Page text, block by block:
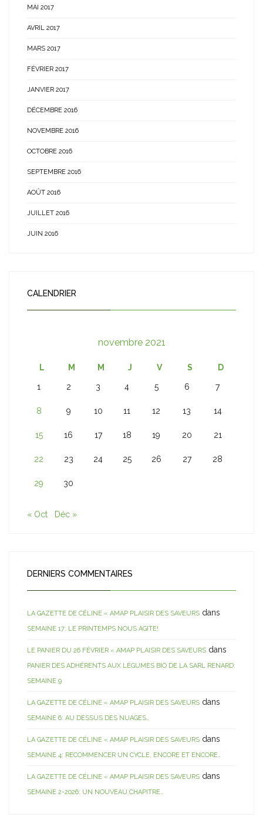
MAI 2017
AVRIL 2017
MARS 2017
FÉVRIER 2017
JANVIER 2017
DÉCEMBRE 2016
NOVEMBRE 2016
OCTOBRE 2016
SEPTEMBRE 2016
AOÛT 2016
JUILLET 2016
JUIN 2016
CALENDRIER
novembre 2021
L M M J V S D
1 2 3 4 5 6 7
8 9 10 11 12 13 14
15 16 17 18 19 20 21
22 23 24 25 26 27 28
29 30
« Oct Déc »
DERNIERS COMMENTAIRES
LA GAZETTE DE CÉLINE « AMAP PLAISIR DES SAVEURS dans
SEMAINE 17: LE PRINTEMPS NOUS AGITE!
LE PANIER DU 26 FÉVRIER « AMAP PLAISIR DES SAVEURS dans
PANIER DES ADHÉRENTS AUX LÉGUMES BIO DE LA SARL RENARD:
SEMAINE 9
LA GAZETTE DE CÉLINE « AMAP PLAISIR DES SAVEURS dans
SEMAINE 6: AU DESSUS DES NUAGES…
LA GAZETTE DE CÉLINE « AMAP PLAISIR DES SAVEURS dans
SEMAINE 4: RECOMMENCER UN CYCLE, ENCORE ET ENCORE…
LA GAZETTE DE CÉLINE « AMAP PLAISIR DES SAVEURS dans
SEMAINE 2-2026: UN NOUVEAU CHAPITRE…